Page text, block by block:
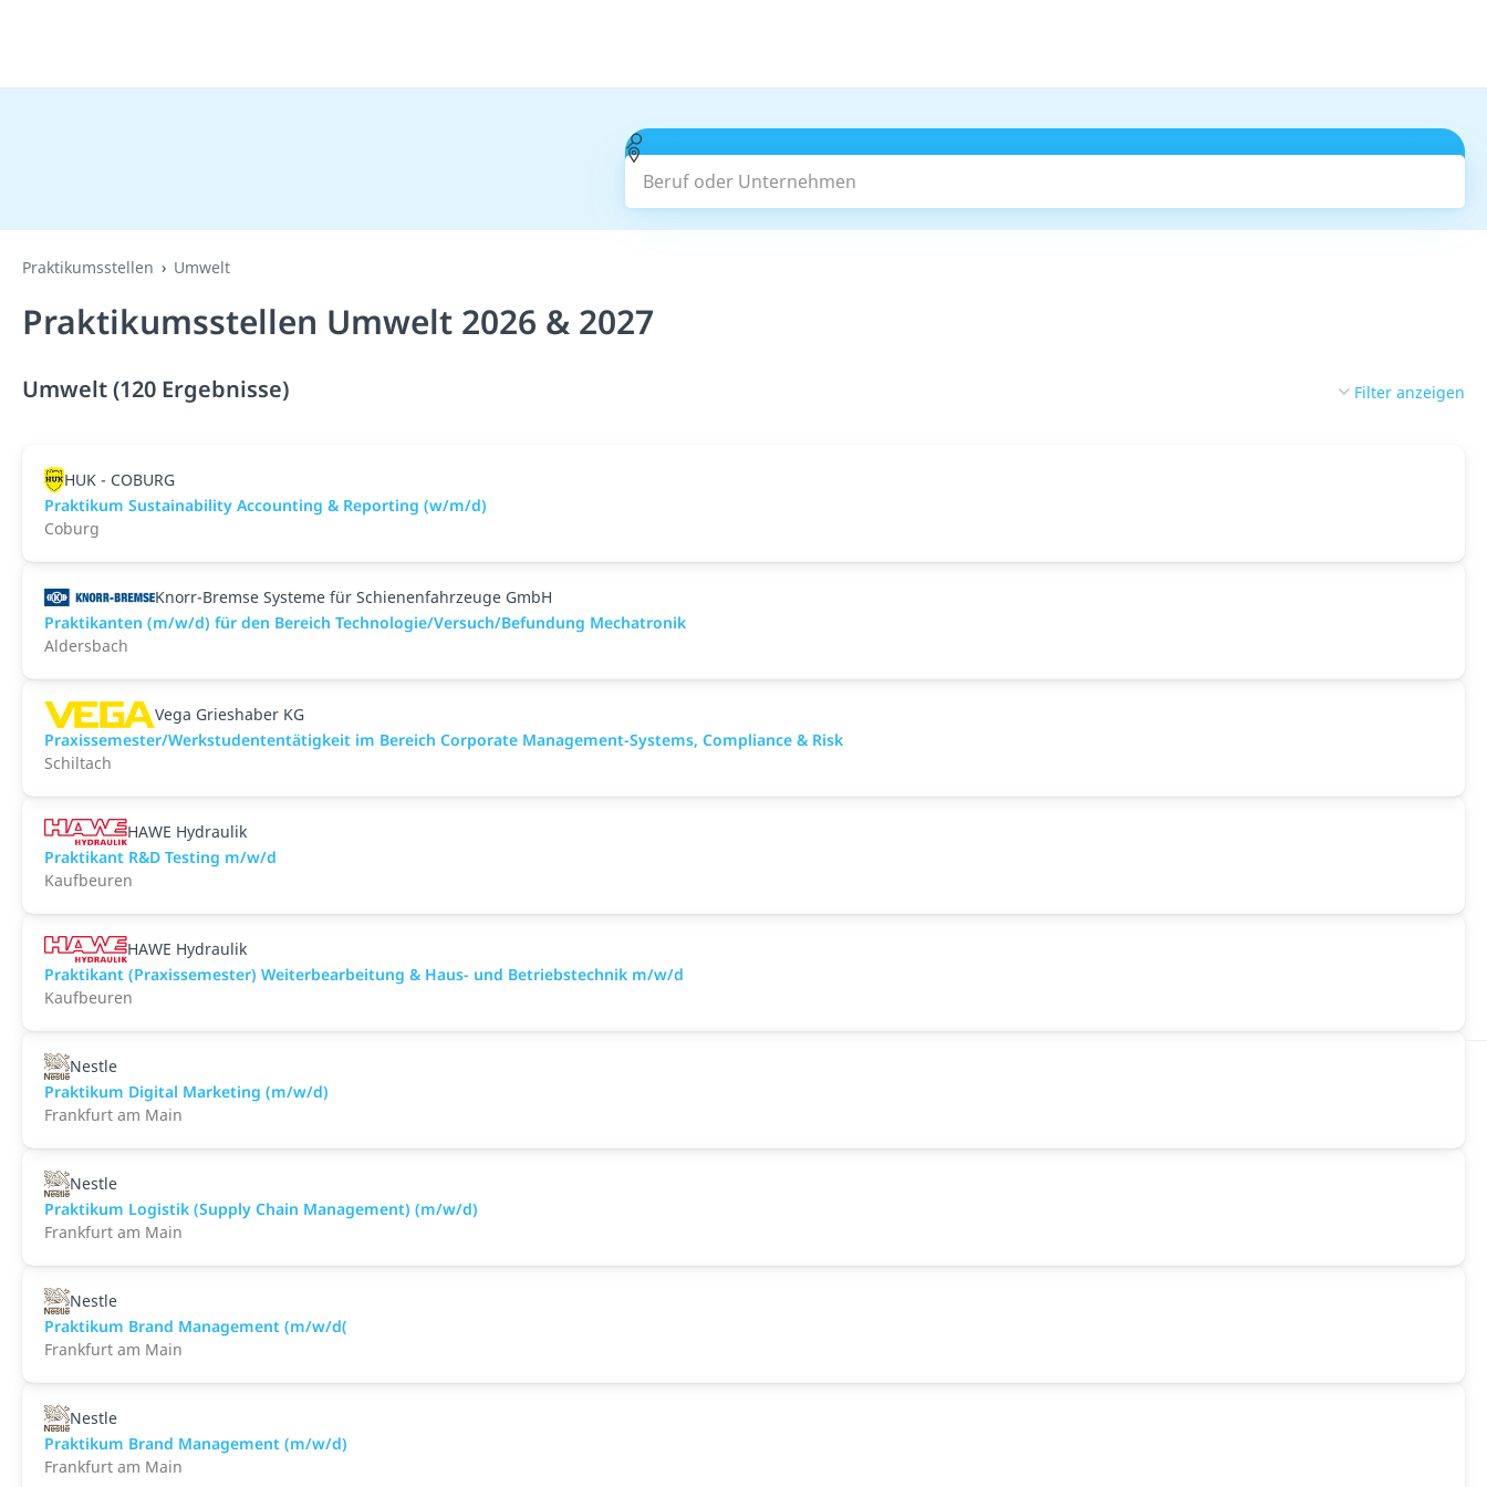
Beruf oder Unternehmen
Praktikumsstellen Umwelt
Praktikumsstellen Umwelt 2026 & 2027
Umwelt (120 Ergebnisse) Filter anzeigen
HUK - COBURG
Praktikum Sustainability Accounting & Reporting (w/m/d)
Coburg
Knorr-Bremse Systeme für Schienenfahrzeuge GmbH
Praktikanten (m/w/d) für den Bereich Technologie/Versuch/Befundung Mechatronik
Aldersbach
Vega Grieshaber KG
Praxissemester/Werkstudententätigkeit im Bereich Corporate Management-Systems, Compliance & Risk
Schiltach
HAWE Hydraulik
Praktikant R&D Testing m/w/d
Kaufbeuren
HAWE Hydraulik
Praktikant (Praxissemester) Weiterbearbeitung & Haus- und Betriebstechnik m/w/d
Kaufbeuren
Nestle
Praktikum Digital Marketing (m/w/d)
Frankfurt am Main
Nestle
Praktikum Logistik (Supply Chain Management) (m/w/d)
Frankfurt am Main
Nestle
Praktikum Brand Management (m/w/d(
Frankfurt am Main
Nestle
Praktikum Brand Management (m/w/d)
Frankfurt am Main